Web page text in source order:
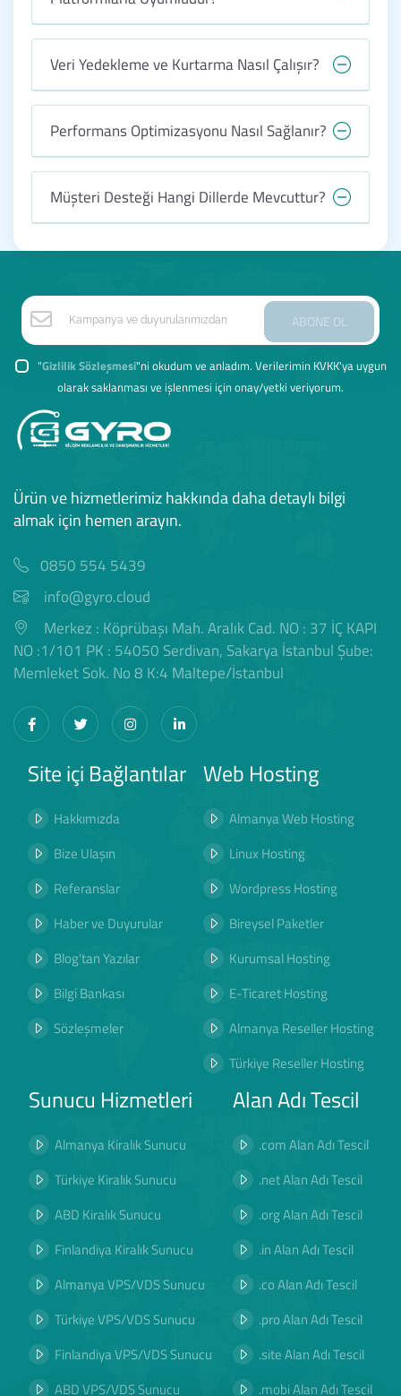
Veri Yedekleme ve Kurtarma Nasıl Çalışır?
Performans Optimizasyonu Nasıl Sağlanır?
Müşteri Desteği Hangi Dillerde Mevcuttur?
ABONE OL
"Gizlilik Sözleşmesi"ni okudum ve anladım. Verilerimin KVKK'ya uygun
olarak saklanması ve işlenmesi için onay/yetki veriyorum.
Ürün ve hizmetlerimiz hakkında daha detaylı bilgi
almak için hemen arayın.
0850 554 5439
info@gyro.cloud
Merkez : Köprübaşı Mah. Aralık Cad. NO : 37 İÇ KAPI
NO :1/101 PK : 54050 Serdivan, Sakarya İstanbul Şube:
Memleket Sok. No 8 K:4 Maltepe/İstanbul
Site içi Bağlantılar
Hakkımızda
Bize Ulaşın
Referanslar
Haber ve Duyurular
Blog'tan Yazılar
Bilgi Bankası
Sözleşmeler
Web Hosting
Almanya Web Hosting
Linux Hosting
Wordpress Hosting
Bireysel Paketler
Kurumsal Hosting
E-Ticaret Hosting
Almanya Reseller Hosting
Türkiye Reseller Hosting
Sunucu Hizmetleri
Almanya Kiralık Sunucu
Türkiye Kiralık Sunucu
ABD Kiralık Sunucu
Finlandiya Kiralık Sunucu
Almanya VPS/VDS Sunucu
Türkiye VPS/VDS Sunucu
Finlandiya VPS/VDS Sunucu
ABD VPS/VDS Sunucu
Alan Adı Tescil
.com Alan Adı Tescil
.net Alan Adı Tescil
.org Alan Adı Tescil
.in Alan Adı Tescil
.co Alan Adı Tescil
.pro Alan Adı Tescil
.site Alan Adı Tescil
.mobi Alan Adı Tescil